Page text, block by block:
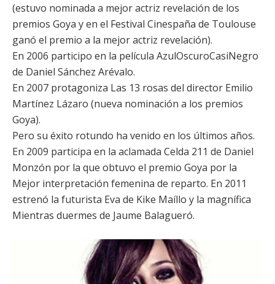
(estuvo nominada a mejor actriz revelación de los
premios Goya y en el Festival Cinespaña de Toulouse
ganó el premio a la mejor actriz revelación).
En 2006 participo en la película AzulOscuroCasiNegro
de Daniel Sánchez Arévalo.
En 2007 protagoniza Las 13 rosas del director Emilio
Martínez Lázaro (nueva nominación a los premios
Goya).
Pero su éxito rotundo ha venido en los últimos años.
En 2009 participa en la aclamada Celda 211 de Daniel
Monzón por la que obtuvo el premio Goya por la
Mejor interpretación femenina de reparto. En 2011
estrenó la futurista Eva de Kike Maíllo y la magnífica
Mientras duermes de Jaume Balagueró.